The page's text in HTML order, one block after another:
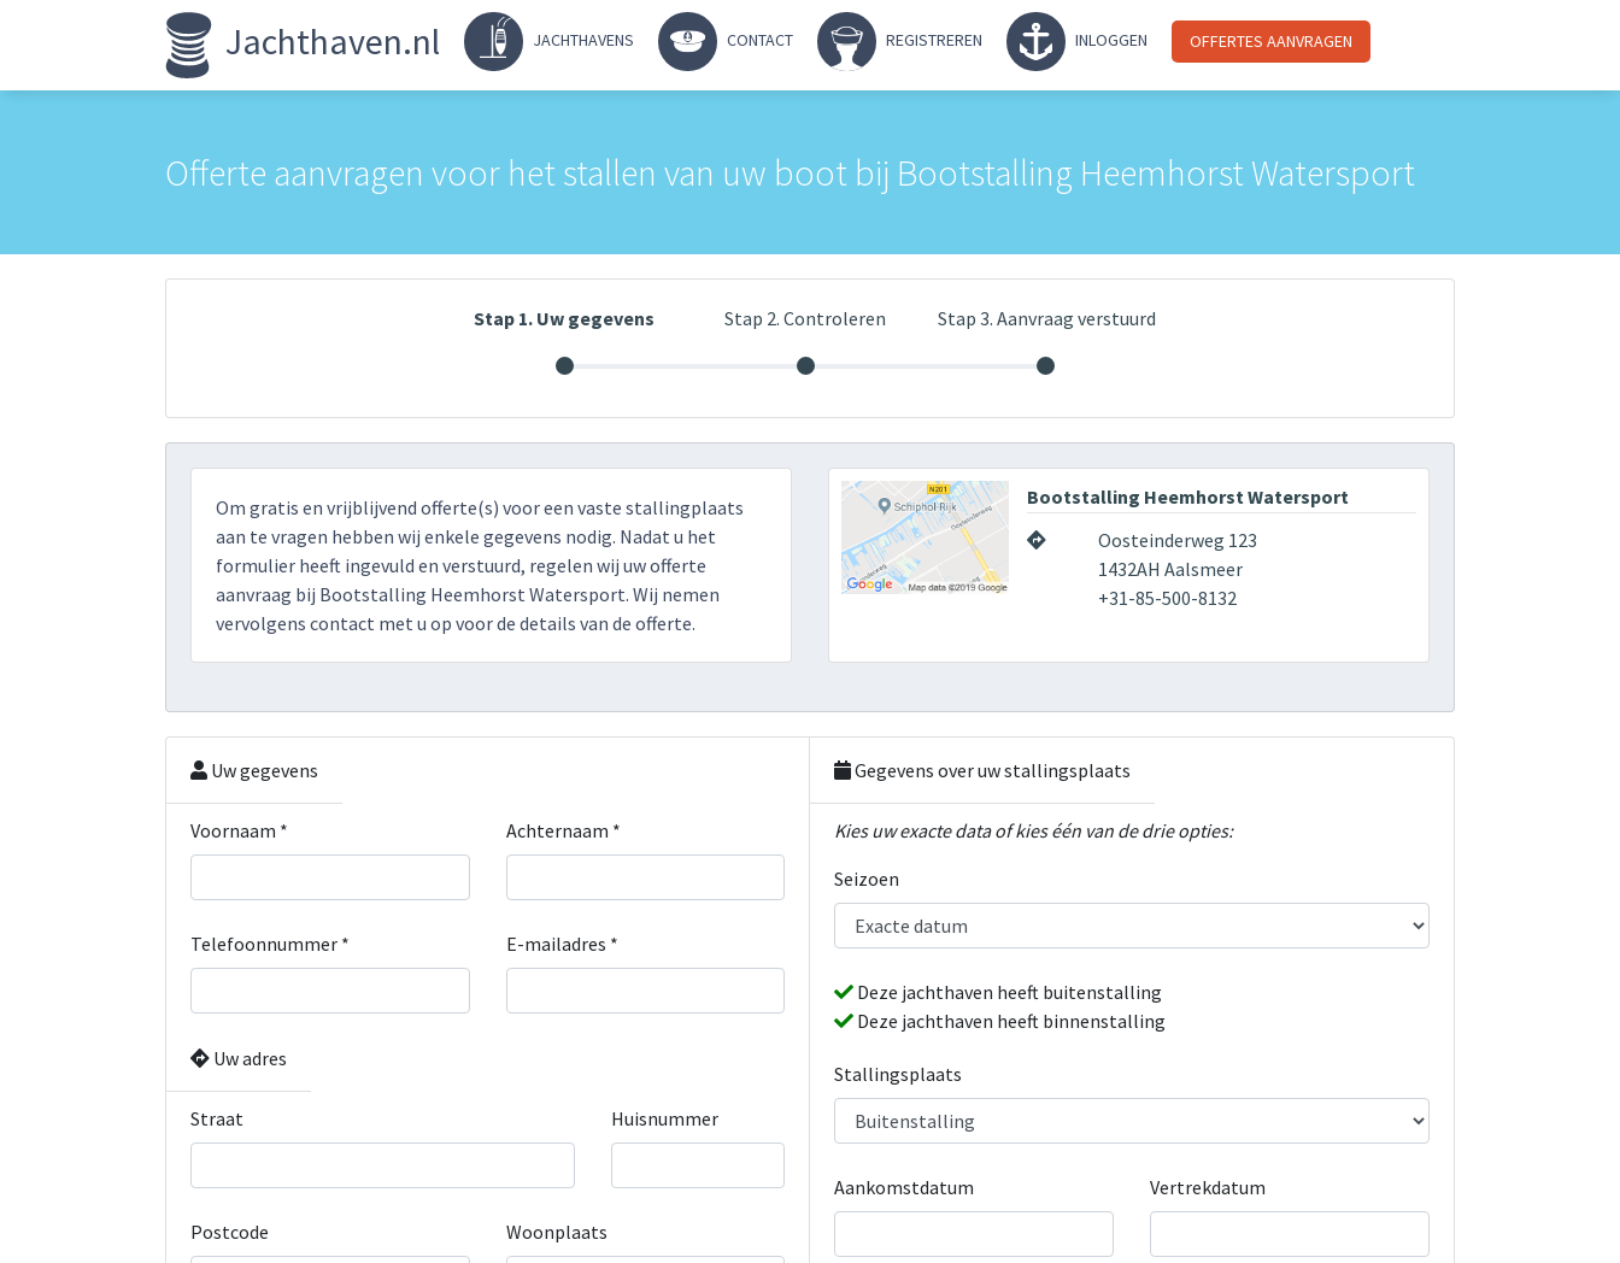
Jachthaven.nl JACHTHAVENS CONTACT REGISTREREN INLOGGEN OFFERTES AANVRAGEN
Offerte aanvragen voor het stallen van uw boot bij Bootstalling Heemhorst Watersport
Stap 1. Uw gegevens Stap 2. Controleren Stap 3. Aanvraag verstuurd
Om gratis en vrijblijvend offerte(s) voor een vaste stallingplaats
aan te vragen hebben wij enkele gegevens nodig. Nadat u het
formulier heeft ingevuld en verstuurd, regelen wij uw offerte
aanvraag bij Bootstalling Heemhorst Watersport. Wij nemen
vervolgens contact met u op voor de details van de offerte.
Bootstalling Heemhorst Watersport
Oosteinderweg 123
1432AH Aalsmeer
+31-85-500-8132
Uw gegevens
Voornaam * Achternaam *
Telefoonnummer * E-mailadres *
Uw adres
Straat Huisnummer
Postcode Woonplaats
Gegevens over uw stallingsplaats
Kies uw exacte data of kies één van de drie opties:
Seizoen
Deze jachthaven heeft buitenstalling
Deze jachthaven heeft binnenstalling
Stallingsplaats
Aankomstdatum Vertrekdatum